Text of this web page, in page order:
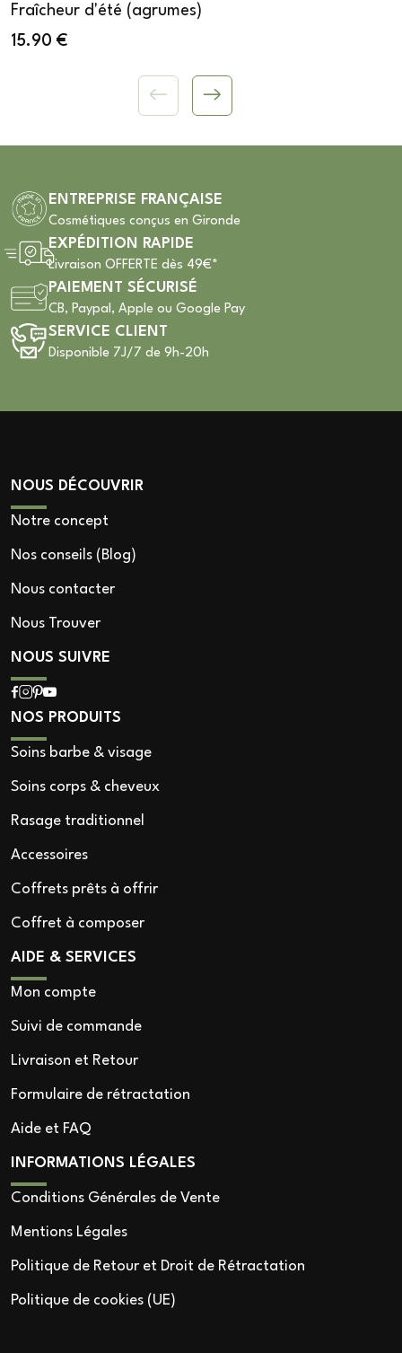
Fraîcheur d'été (agrumes)
15.90 €
ENTREPRISE FRANÇAISE
Cosmétiques conçus en Gironde
EXPÉDITION RAPIDE
Livraison OFFERTE dès 49€*
PAIEMENT SÉCURISÉ
CB, Paypal, Apple ou Google Pay
SERVICE CLIENT
Disponible 7J/7 de 9h-20h
NOUS DÉCOUVRIR
Notre concept
Nos conseils (Blog)
Nous contacter
Nous Trouver
NOUS SUIVRE
NOS PRODUITS
Soins barbe & visage
Soins corps & cheveux
Rasage traditionnel
Accessoires
Coffrets prêts à offrir
Coffret à composer
AIDE & SERVICES
Mon compte
Suivi de commande
Livraison et Retour
Formulaire de rétractation
Aide et FAQ
INFORMATIONS LÉGALES
Conditions Générales de Vente
Mentions Légales
Politique de Retour et Droit de Rétractation
Politique de cookies (UE)